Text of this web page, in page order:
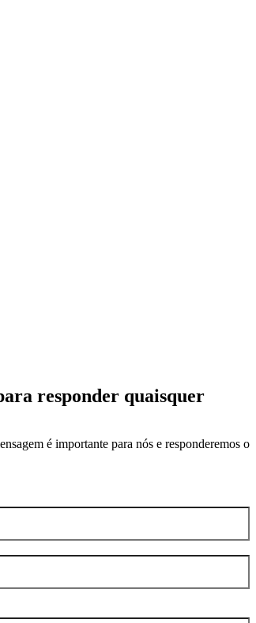
responder quaisquer
é importante para nós e responderemos o